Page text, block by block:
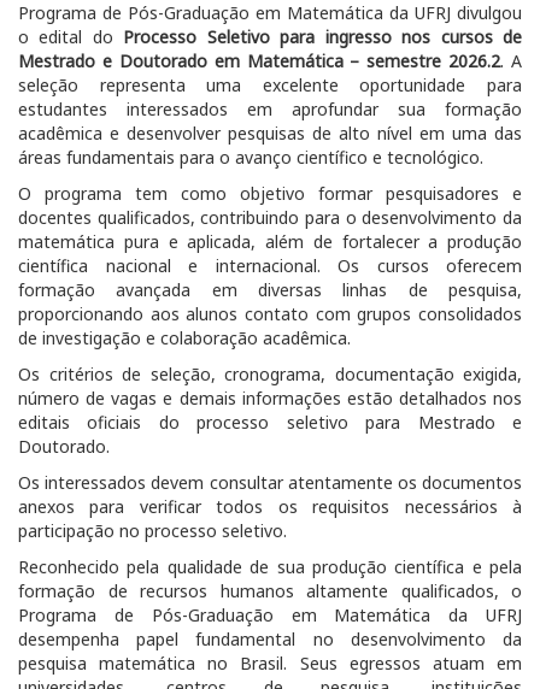
Programa de Pós-Graduação em Matemática da UFRJ divulgou
o edital do Processo Seletivo para ingresso nos cursos de
Mestrado e Doutorado em Matemática – semestre 2026.2. A
seleção representa uma excelente oportunidade para
estudantes interessados em aprofundar sua formação
acadêmica e desenvolver pesquisas de alto nível em uma das
áreas fundamentais para o avanço científico e tecnológico.
O programa tem como objetivo formar pesquisadores e
docentes qualificados, contribuindo para o desenvolvimento da
matemática pura e aplicada, além de fortalecer a produção
científica nacional e internacional. Os cursos oferecem
formação avançada em diversas linhas de pesquisa,
proporcionando aos alunos contato com grupos consolidados
de investigação e colaboração acadêmica.
Os critérios de seleção, cronograma, documentação exigida,
número de vagas e demais informações estão detalhados nos
editais oficiais do processo seletivo para Mestrado e
Doutorado.
Os interessados devem consultar atentamente os documentos
anexos para verificar todos os requisitos necessários à
participação no processo seletivo.
Reconhecido pela qualidade de sua produção científica e pela
formação de recursos humanos altamente qualificados, o
Programa de Pós-Graduação em Matemática da UFRJ
desempenha papel fundamental no desenvolvimento da
pesquisa matemática no Brasil. Seus egressos atuam em